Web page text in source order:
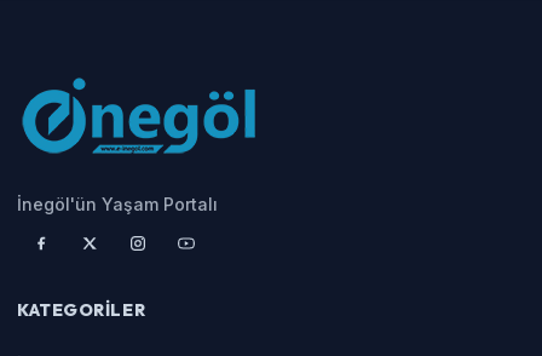
İnegöl'ün Yaşam Portalı
KATEGORILER